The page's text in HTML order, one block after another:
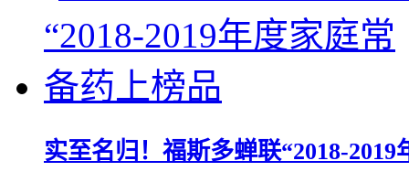
实至名归！福斯多蝉联“2018-